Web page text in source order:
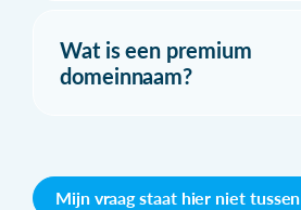
Wat is een premium
domeinnaam?
Mijn vraag staat hier niet tussen